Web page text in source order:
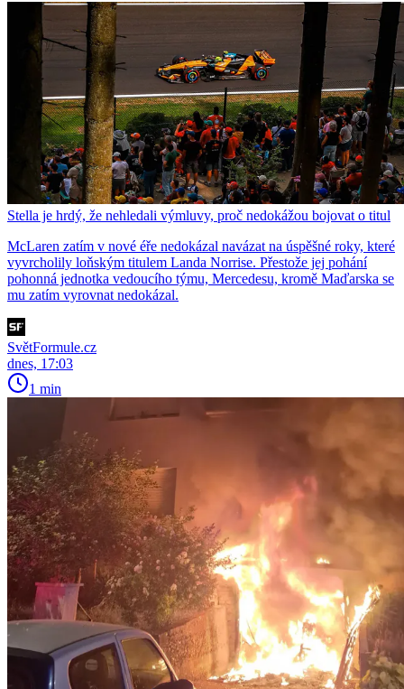
Stella je hrdý, že nehledali výmluvy, proč nedokážou bojovat o titul
McLaren zatím v nové éře nedokázal navázat na úspěšné roky, které
vyvrcholily loňským titulem Landa Norrise. Přestože jej pohání
pohonná jednotka vedoucího týmu, Mercedesu, kromě Maďarska se
mu zatím vyrovnat nedokázal.
SvětFormule.cz
dnes, 17:03
1 min